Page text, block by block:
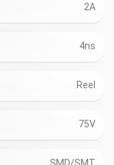
2A
4ns
Reel
75V